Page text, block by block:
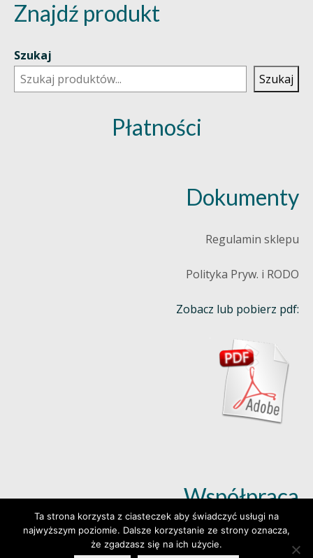
Znajdź produkt
Szukaj
Szukaj
Płatności
Dokumenty
Regulamin sklepu
Polityka Pryw. i RODO
Zobacz lub pobierz pdf:
Współpraca
Dowiedz się więcej (klik)
Ta strona korzysta z ciasteczek aby świadczyć usługi na
najwyższym poziomie. Dalsze korzystanie ze strony oznacza,
że zgadzasz się na ich użycie.